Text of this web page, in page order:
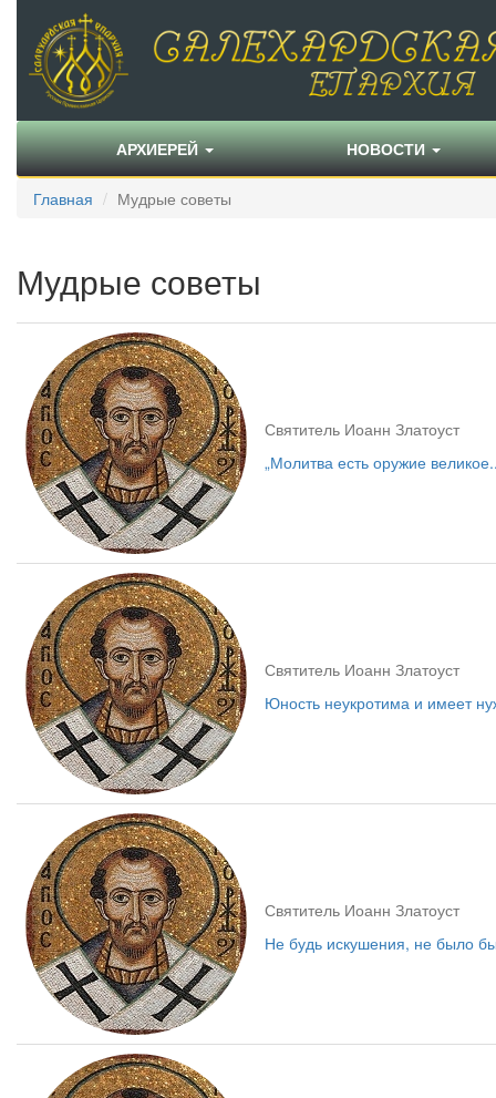
АРХИЕРЕЙ НОВОСТИ
Главная Мудрые советы
Мудрые советы
Святитель Иоанн Златоуст
„Молитва есть оружие
Святитель Иоанн Златоуст
Юность неукротима и имеет
Святитель Иоанн Златоуст
Не будь искушения, не было